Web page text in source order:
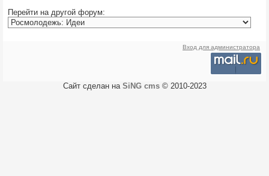
Перейти на другой форум:
Вход для администратора
Сайт сделан на SiNG cms© 2010-2023